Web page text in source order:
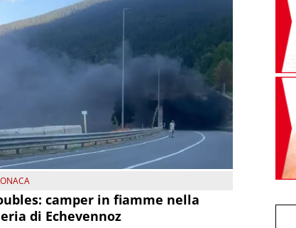
camper in fiamme nella
di Echevennoz